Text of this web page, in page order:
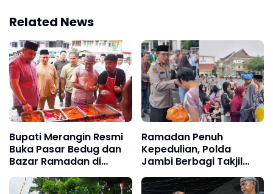
Related News
Bupati Merangin Resmi
Buka Pasar Bedug dan
Bazar Ramadan di
Bangko
Ramadan Penuh
Kepedulian, Polda
Jambi Berbagi Takjil
dan Sembako Kepada
Masyarakat